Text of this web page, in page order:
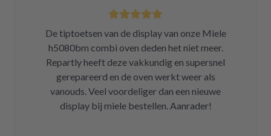
De tiptoetsen van de display van onze Miele
h5080bm combi oven deden het niet meer.
Repartly heeft deze vakkundig en supersnel
gerepareerd en de oven werkt weer als
vanouds. Veel voordeliger dan een nieuwe
display bij miele bestellen. Aanrader!